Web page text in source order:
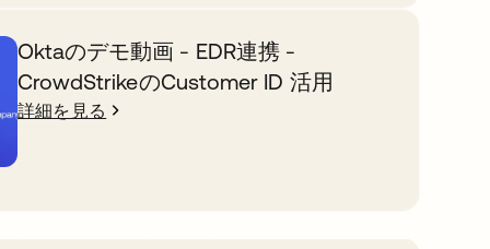
Oktaのデモ動画 - EDR連携 -
CrowdStrikeのCustomer ID 活用
詳細を見る